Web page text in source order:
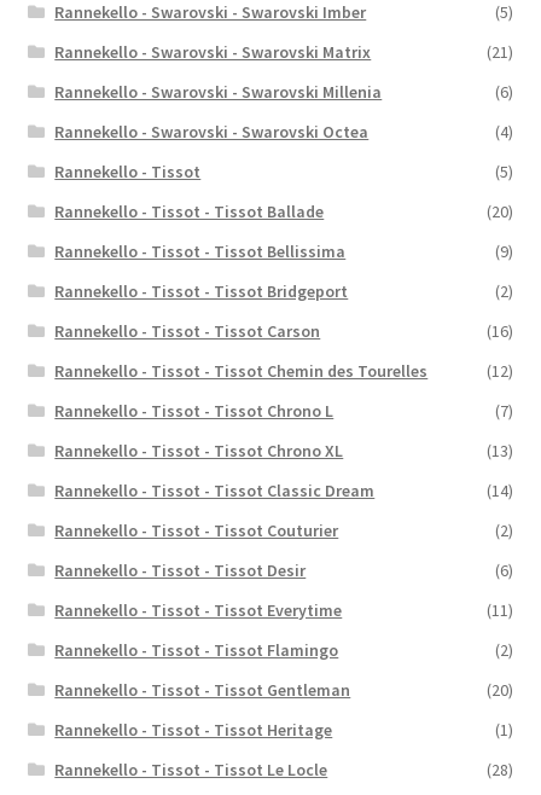
Rannekello - Swarovski - Swarovski Imber
(5)
Rannekello - Swarovski - Swarovski Matrix
(21)
Rannekello - Swarovski - Swarovski Millenia
(6)
Rannekello - Swarovski - Swarovski Octea
(4)
Rannekello - Tissot
(5)
Rannekello - Tissot - Tissot Ballade
(20)
Rannekello - Tissot - Tissot Bellissima
(9)
Rannekello - Tissot - Tissot Bridgeport
(2)
Rannekello - Tissot - Tissot Carson
(16)
Rannekello - Tissot - Tissot Chemin des Tourelles
(12)
Rannekello - Tissot - Tissot Chrono L
(7)
Rannekello - Tissot - Tissot Chrono XL
(13)
Rannekello - Tissot - Tissot Classic Dream
(14)
Rannekello - Tissot - Tissot Couturier
(2)
Rannekello - Tissot - Tissot Desir
(6)
Rannekello - Tissot - Tissot Everytime
(11)
Rannekello - Tissot - Tissot Flamingo
(2)
Rannekello - Tissot - Tissot Gentleman
(20)
Rannekello - Tissot - Tissot Heritage
(1)
Rannekello - Tissot - Tissot Le Locle
(28)